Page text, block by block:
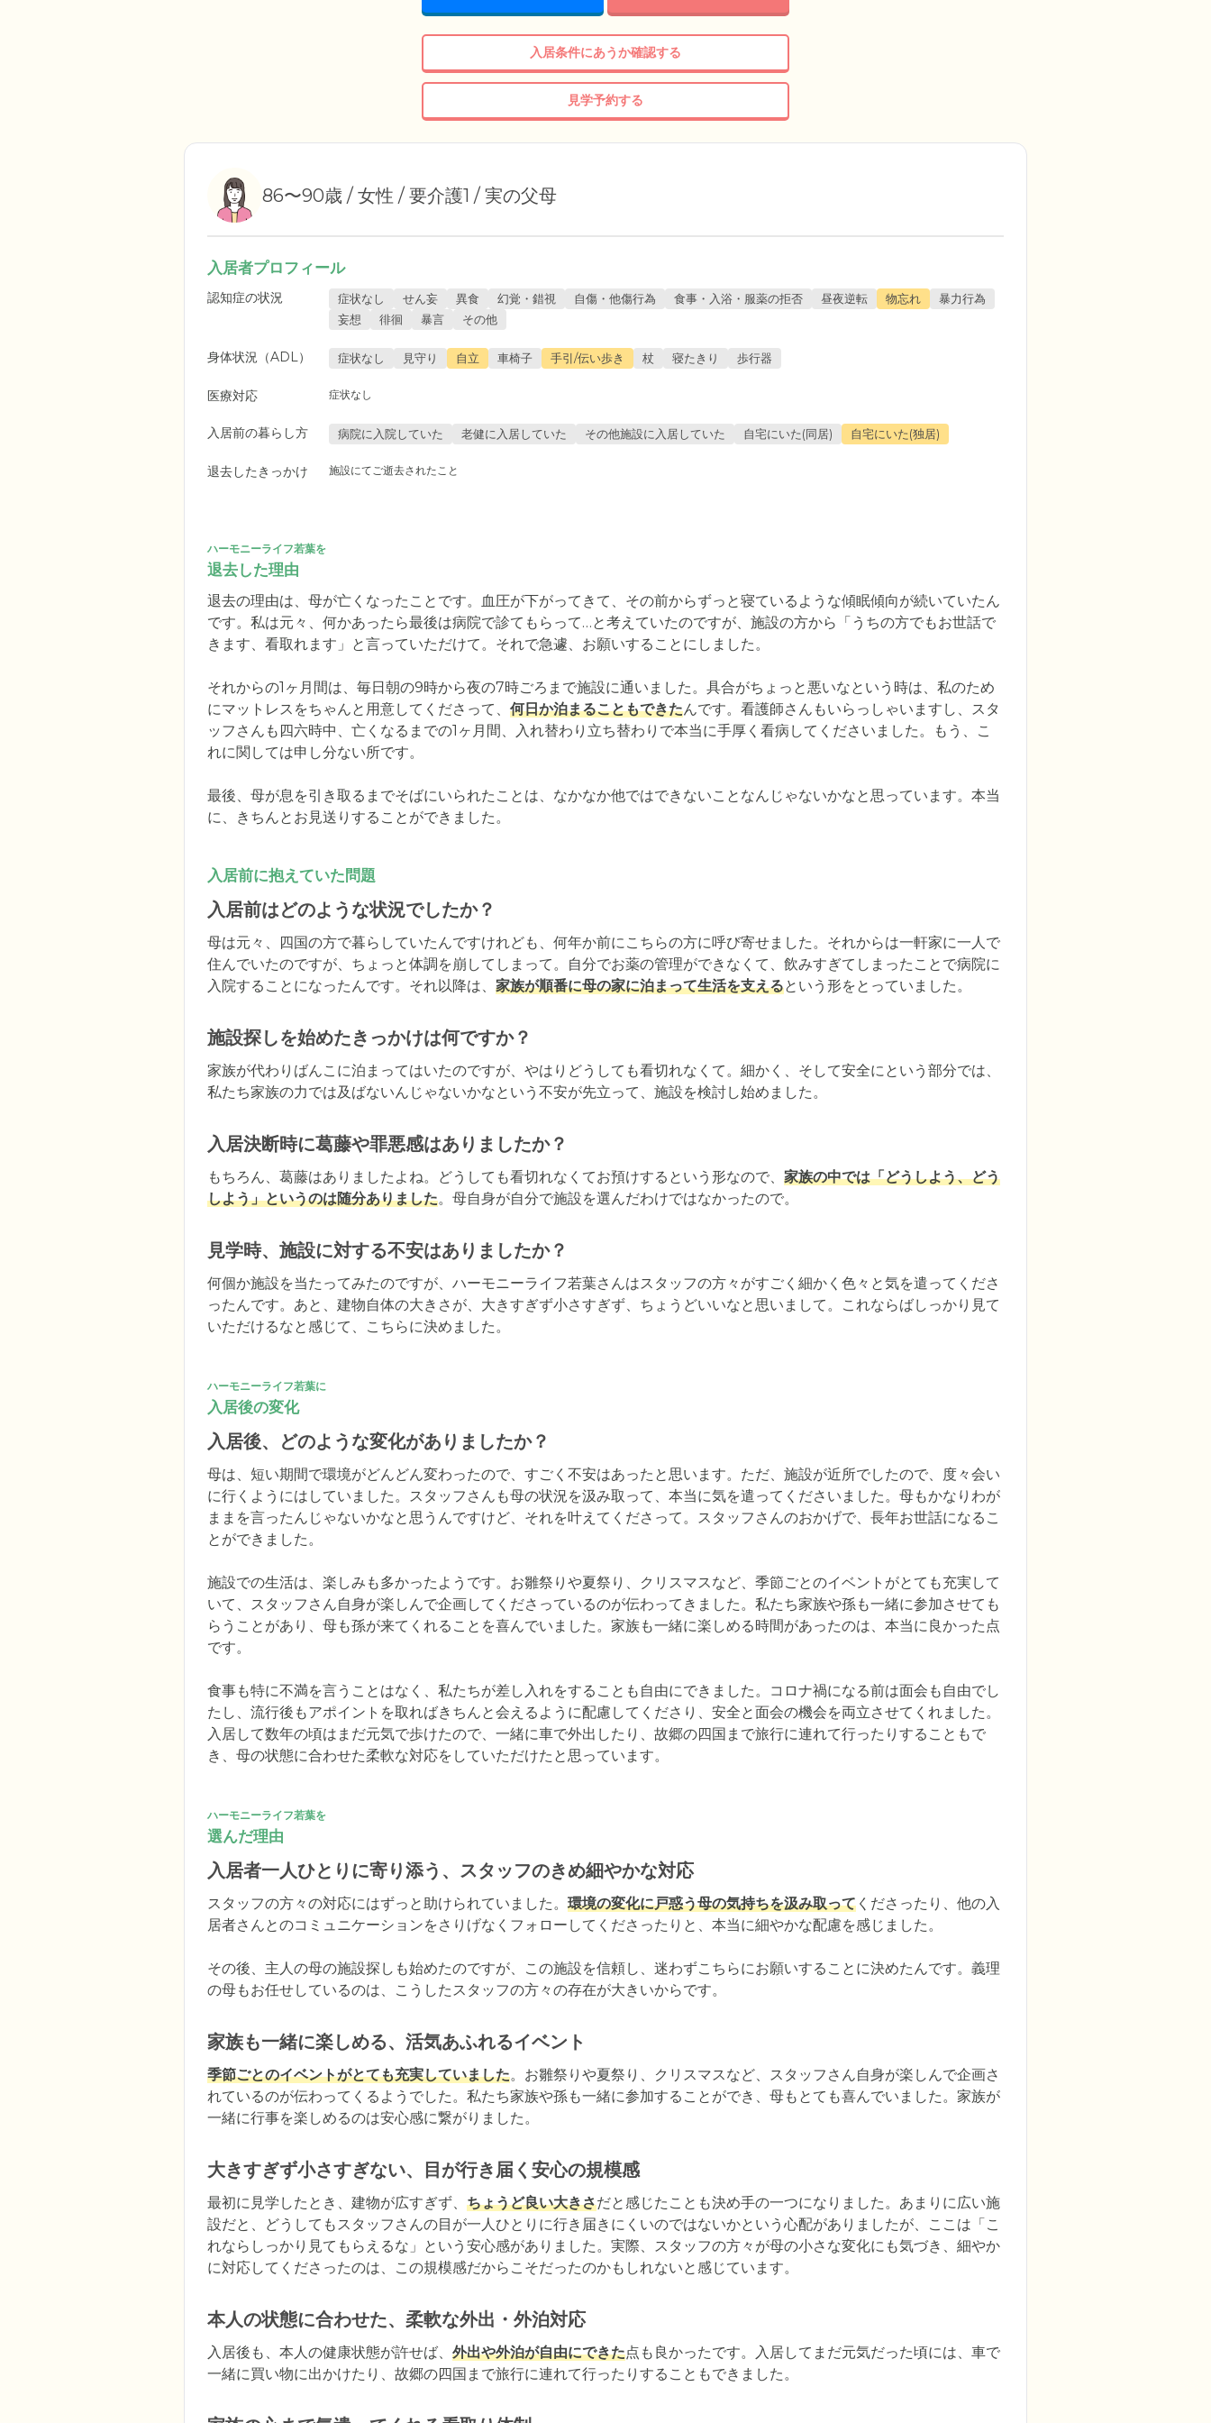
入居条件にあうか確認する
見学予約する
86〜90歳 / 女性 / 要介護1 / 実の父母
入居者プロフィール
認知症の状況 症状なし せん妄 異食 幻覚・錯視 自傷・他傷行為 食事・入浴・服薬の拒否 昼夜逆転 物忘れ
暴力行為
妄想
徘徊 暴言 その他
身体状況（ADL） 症状なし 見守り 自立 車椅子 手引/伝い歩き 杖 寝たきり 歩行器
医療対応 症状なし
入居前の暮らし方 病院に入院していた 老健に入居していた その他施設に入居していた 自宅にいた(同居) 自宅にいた(独居)
退去したきっかけ 施設にてご逝去されたこと
ハーモニーライフ若葉を
退去した理由
退去の理由は、母が亡くなったことです。血圧が下がってきて、その前からずっと寝ているような傾眠傾向が続いていたん
です。私は元々、何かあったら最後は病院で診てもらって…と考えていたのですが、施設の方から「うちの方でもお世話で
きます、看取れます」と言っていただけて。それで急遽、お願いすることにしました。
それからの1ヶ月間は、毎日朝の9時から夜の7時ごろまで施設に通いました。具合がちょっと悪いなという時は、私のため
にマットレスをちゃんと用意してくださって、 何日か泊まることもできたんです。看護師さんもいらっしゃいますし、スタ
ッフさんも四六時中、亡くなるまでの1ヶ月間、入れ替わり立ち替わりで本当に手厚く看病してくださいました。もう、こ
れに関しては申し分ない所です。
最後、母が息を引き取るまでそばにいられたことは、なかなか他ではできないことなんじゃないかなと思っています。本当
に、きちんとお見送りすることができました。
入居前に抱えていた問題
入居前はどのような状況でしたか？
母は元々、四国の方で暮らしていたんですけれども、何年か前にこちらの方に呼び寄せました。それからは一軒家に一人で
住んでいたのですが、ちょっと体調を崩してしまって。自分でお薬の管理ができなくて、飲みすぎてしまったことで病院に
入院することになったんです。それ以降は、 家族が順番に母の家に泊まって生活を支えるという形をとっていました。
施設探しを始めたきっかけは何ですか？
家族が代わりばんこに泊まってはいたのですが、やはりどうしても看切れなくて。細かく、そして安全にという部分では、
私たち家族の力では及ばないんじゃないかなという不安が先立って、施設を検討し始めました。
入居決断時に葛藤や罪悪感はありましたか？
もちろん、葛藤はありましたよね。どうしても看切れなくてお預けするという形なので、 家族の中では「どうしよう、どう
しよう」というのは随分ありました。母自身が自分で施設を選んだわけではなかったので。
見学時、施設に対する不安はありましたか？
何個か施設を当たってみたのですが、ハーモニーライフ若葉さんはスタッフの方々がすごく細かく色々と気を遣ってくださ
ったんです。あと、建物自体の大きさが、大きすぎず小さすぎず、ちょうどいいなと思いまして。これならばしっかり見て
いただけるなと感じて、こちらに決めました。
ハーモニーライフ若葉に
入居後の変化
入居後、どのような変化がありましたか？
母は、短い期間で環境がどんどん変わったので、すごく不安はあったと思います。ただ、施設が近所でしたので、度々会い
に行くようにはしていました。スタッフさんも母の状況を汲み取って、本当に気を遣ってくださいました。母もかなりわが
ままを言ったんじゃないかなと思うんですけど、それを叶えてくださって。スタッフさんのおかげで、長年お世話になるこ
とができました。
施設での生活は、楽しみも多かったようです。お雛祭りや夏祭り、クリスマスなど、季節ごとのイベントがとても充実して
いて、スタッフさん自身が楽しんで企画してくださっているのが伝わってきました。私たち家族や孫も一緒に参加させても
らうことがあり、母も孫が来てくれることを喜んでいました。家族も一緒に楽しめる時間があったのは、本当に良かった点
です。
食事も特に不満を言うことはなく、私たちが差し入れをすることも自由にできました。コロナ禍になる前は面会も自由でし
たし、流行後もアポイントを取ればきちんと会えるように配慮してくださり、安全と面会の機会を両立させてくれました。
入居して数年の頃はまだ元気で歩けたので、一緒に車で外出したり、故郷の四国まで旅行に連れて行ったりすることもで
き、母の状態に合わせた柔軟な対応をしていただけたと思っています。
ハーモニーライフ若葉を
選んだ理由
入居者一人ひとりに寄り添う、スタッフのきめ細やかな対応
スタッフの方々の対応にはずっと助けられていました。 環境の変化に戸惑う母の気持ちを汲み取って くださったり、他の入
居者さんとのコミュニケーションをさりげなくフォローしてくださったりと、本当に細やかな配慮を感じました。
その後、主人の母の施設探しも始めたのですが、この施設を信頼し、迷わずこちらにお願いすることに決めたんです。義理
の母もお任せしているのは、こうしたスタッフの方々の存在が大きいからです。
家族も一緒に楽しめる、活気あふれるイベント
季節ごとのイベントがとても充実していました。お雛祭りや夏祭り、クリスマスなど、スタッフさん自身が楽しんで企画さ
れているのが伝わってくるようでした。私たち家族や孫も一緒に参加することができ、母もとても喜んでいました。家族が
一緒に行事を楽しめるのは安心感に繋がりました。
大きすぎず小さすぎない、目が行き届く安心の規模感
最初に見学したとき、建物が広すぎず、 ちょうど良い大きさだと感じたことも決め手の一つになりました。あまりに広い施
設だと、どうしてもスタッフさんの目が一人ひとりに行き届きにくいのではないかという心配がありましたが、ここは「こ
れならしっかり見てもらえるな」という安心感がありました。実際、スタッフの方々が母の小さな変化にも気づき、細やか
に対応してくださったのは、この規模感だからこそだったのかもしれないと感じています。
本人の状態に合わせた、柔軟な外出・外泊対応
入居後も、本人の健康状態が許せば、 外出や外泊が自由にできた点も良かったです。入居してまだ元気だった頃には、車で
一緒に買い物に出かけたり、故郷の四国まで旅行に連れて行ったりすることもできました。